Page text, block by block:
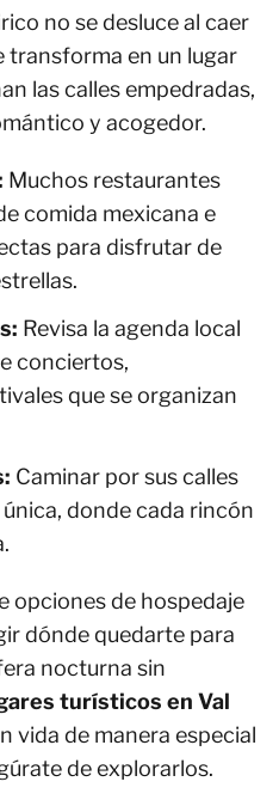
no se desluce al caer
transforma en un lugar
las calles empedradas,
y acogedor.
Muchos restaurantes
comida mexicana e
para disfrutar de
Revisa la agenda local
conciertos,
que se organizan
Caminar por sus calles
donde cada rincón
opciones de hospedaje
dónde quedarte para
nocturna sin
turísticos en Val
vida de manera especial
de explorarlos.